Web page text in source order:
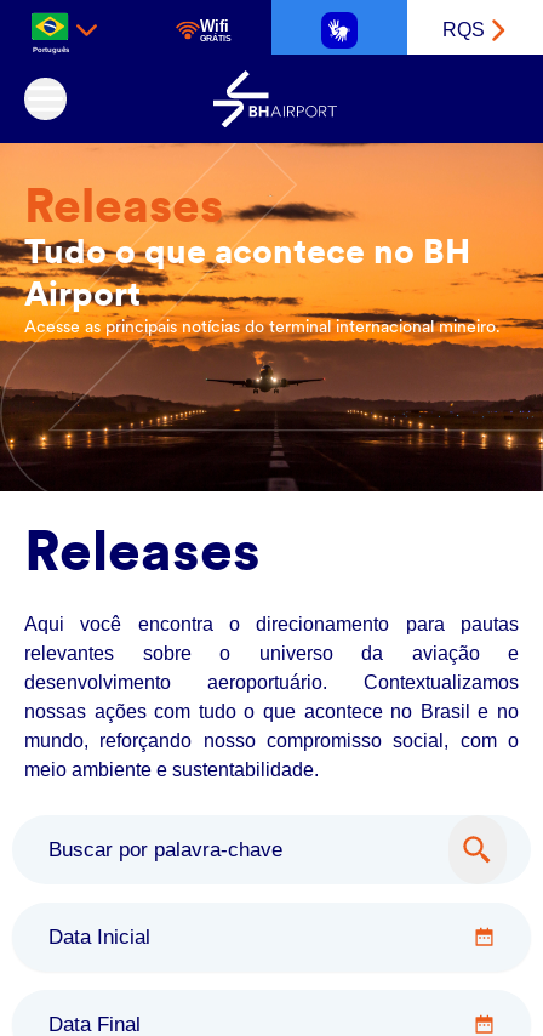
Português
Wifi
GRÁTIS RQS
Aeroporto Internacional de Belo Horizonte
Releases
Tudo o que acontece no BH
Airport
Acesse as principais notícias do terminal internacional mineiro.
Releases
Aqui você encontra o direcionamento para pautas
relevantes sobre o universo da aviação e
desenvolvimento aeroportuário. Contextualizamos
nossas ações com tudo o que acontece no Brasil e no
mundo, reforçando nosso compromisso social, com o
meio ambiente e sustentabilidade.
Data Inicial
Data Final